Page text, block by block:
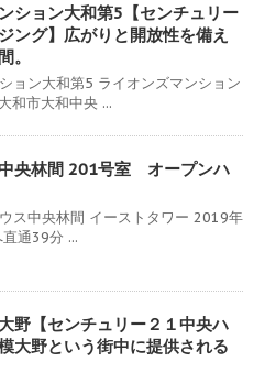
ション大和第5【センチュリー
ング】広がりと開放性を備え
。
ョン大和第5 ライオンズマンション
和市大和中央 ...
央林間 201号室 オープンハ
央林間 イーストタワー 2019年
通39分 ...
野【センチュリー２１中央ハ
大野という街中に提供される